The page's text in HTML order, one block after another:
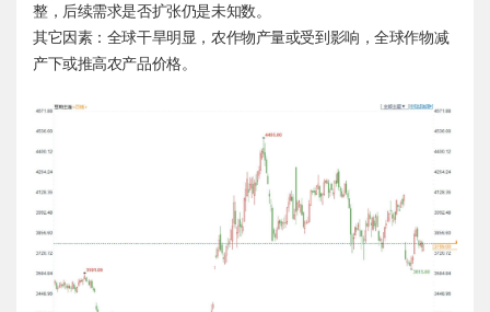
整，后续需求是否扩张仍是未知数。
其它因素：全球干旱明显，农作物产量或受到影响，全球作物减
产下或推高农产品价格。